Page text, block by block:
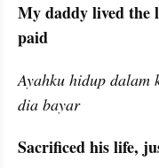
My daddy lived the
paid
Ayahku hidup dalam
dia bayar
Sacrificed his life,